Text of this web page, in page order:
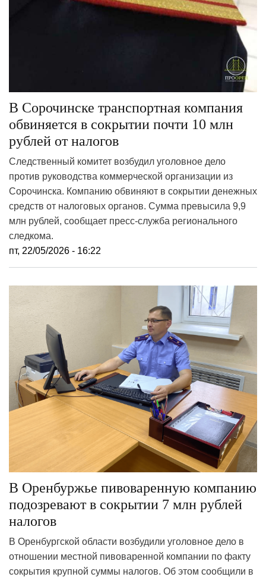
В Сорочинске транспортная компания
обвиняется в сокрытии почти 10 млн
рублей от налогов
Следственный комитет возбудил уголовное дело
против руководства коммерческой организации из
Сорочинска. Компанию обвиняют в сокрытии денежных
средств от налоговых органов. Сумма превысила 9,9
млн рублей, сообщает пресс-служба регионального
следкома.
пт, 22/05/2026 - 16:22
В Оренбуржье пивоваренную компанию
подозревают в сокрытии 7 млн рублей
налогов
В Оренбургской области возбудили уголовное дело в
отношении местной пивоваренной компании по факту
сокрытия крупной суммы налогов. Об этом сообщили в